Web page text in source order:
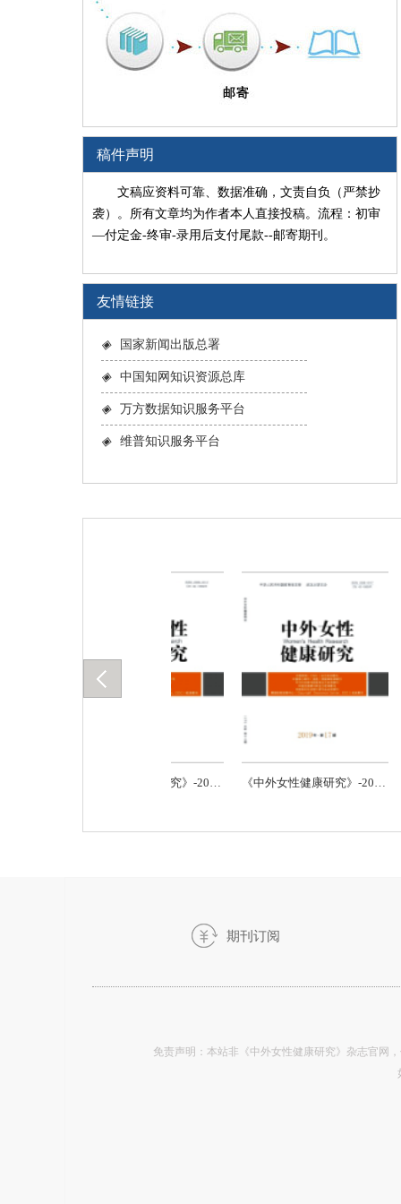
稿件声明
文稿应资料可靠、数据准确，文责自负（严禁抄
袭）。所有文章均为作者本人直接投稿。流程：初审
—付定金-终审-录用后支付尾款--邮寄期刊。
友情链接
◈ 国家新闻出版总署
◈ 中国知网知识资源总库
◈ 万方数据知识服务平台
◈ 维普知识服务平台
《中外女性健康研究》-2019.16 《中外女性健康研究》-2019.17
期刊订阅
免责声明：本站非《中外女性健康研究》杂志官网